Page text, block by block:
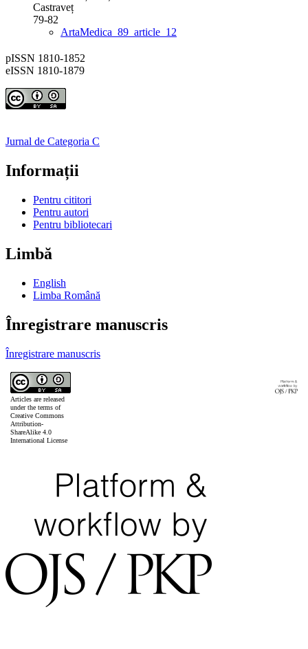
Castraveț
79-82
ArtaMedica_89_article_12
pISSN 1810-1852
eISSN 1810-1879
Jurnal de Categoria C
Informații
Pentru cititori
Pentru autori
Pentru bibliotecari
Limbă
English
Limba Română
Înregistrare manuscris
Înregistrare manuscris
Articles are released
under the terms of
Creative Commons
Attribution-
ShareAlike 4.0
International License